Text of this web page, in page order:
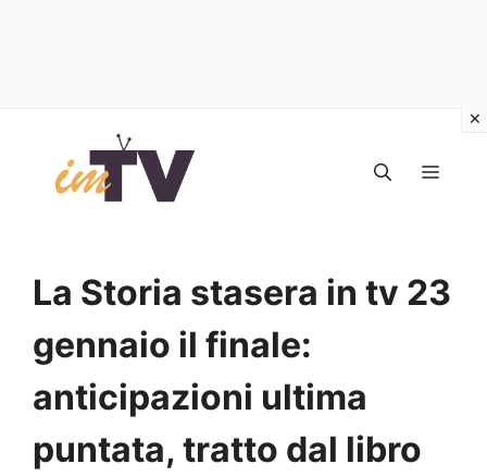
contenuto
La Storia stasera in tv 23
gennaio il finale:
anticipazioni ultima
puntata, tratto dal libro